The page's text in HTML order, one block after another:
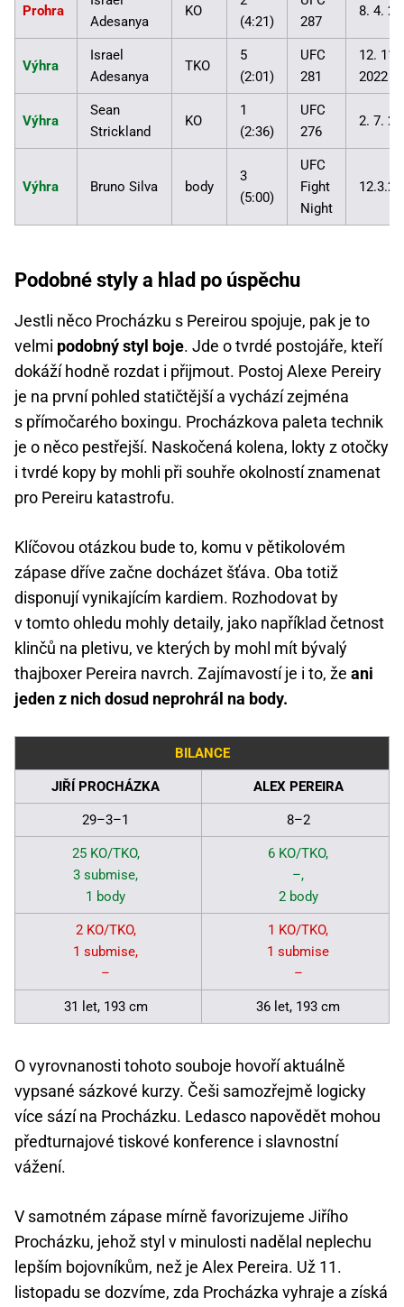
Prohra
Adesanya
KO
(4:21)
287
8. 4.
Výhra
Israel
Adesanya
TKO
5
(2:01)
UFC
281
12. 11.
2022
Výhra
Sean
Strickland
KO
1
(2:36)
UFC
276
2. 7.
Výhra Bruno Silva body
3
(5:00)
UFC
Fight
Night
Podobné styly a hlad po úspěchu
Jestli něco Procházku s Pereirou spojuje, pak je to
velmi podobný styl boje. Jde o tvrdé postojáře, kteří
dokáží hodně rozdat i přijmout. Postoj Alexe Pereiry
je na první pohled statičtější a vychází zejména
s přímočarého boxingu. Procházkova paleta technik
je o něco pestřejší. Naskočená kolena, lokty z otočky
i tvrdé kopy by mohli při souhře okolností znamenat
pro Pereiru katastrofu.
Klíčovou otázkou bude to, komu v pětikolovém
zápase dříve začne docházet šťáva. Oba totiž
disponují vynikajícím kardiem. Rozhodovat by
v tomto ohledu mohly detaily, jako například četnost
klinčů na pletivu, ve kterých by mohl mít bývalý
thajboxer Pereira navrch. Zajímavostí je i to, že ani
jeden z nich dosud neprohrál na body.
BILANCE
JIŘÍ PROCHÁZKA ALEX PEREIRA
29–3–1 8–2
25 KO/TKO,
3 submise,
1 body
6 KO/TKO,
–,
2 body
2 KO/TKO,
1 submise,
–
1 KO/TKO,
1 submise
–
31 let, 193 cm 36 let, 193 cm
O vyrovnanosti tohoto souboje hovoří aktuálně
vypsané sázkové kurzy. Češi samozřejmě logicky
více sází na Procházku. Ledasco napovědět mohou
předturnajové tiskové konference i slavnostní
vážení.
V samotném zápase mírně favorizujeme Jiřího
Procházku, jehož styl v minulosti nadělal neplechu
lepším bojovníkům, než je Alex Pereira. Už 11.
listopadu se dozvíme, zda Procházka vyhraje a získá